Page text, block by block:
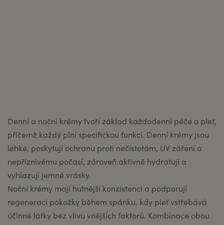
Denní a noční krémy tvoří základ každodenní péče o pleť,
přičemž každý plní specifickou funkci. Denní krémy jsou
lehké, poskytují ochranu proti nečistotám, UV záření a
nepříznivému počasí, zároveň aktivně hydratují a
vyhlazují jemné vrásky.
Noční krémy mají hutnější konzistenci a podporují
regeneraci pokožky během spánku, kdy pleť vstřebává
účinné látky bez vlivu vnějších faktorů. Kombinace obou